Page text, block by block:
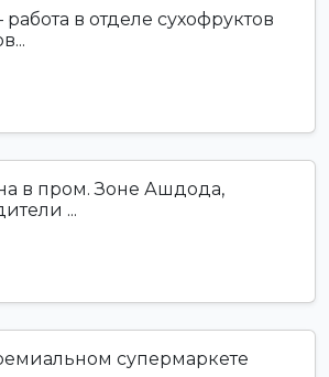
в отделе сухофруктов
в пром. Зоне Ашдода,
...
супермаркете